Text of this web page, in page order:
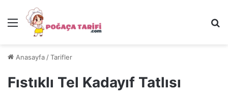
Menü
Anasayfa /Tarifler
Fıstıklı Tel Kadayıf Tatlısı